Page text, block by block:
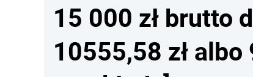
15 000 zł brutto
10555,58 zł